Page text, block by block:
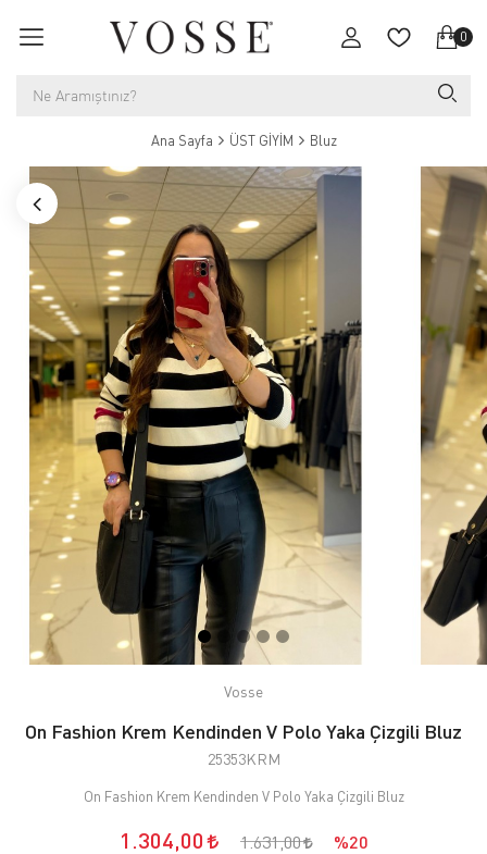
0
Ana Sayfa ÜST GİYİM Bluz
Vosse
On Fashion Krem Kendinden V Polo Yaka Çizgili Bluz
25353KRM
On Fashion Krem Kendinden V Polo Yaka Çizgili Bluz
1.304,00 1.631,00 %20